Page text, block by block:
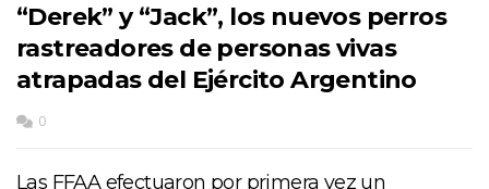
“Derek” y “Jack”, los nuevos perros
rastreadores de personas vivas
atrapadas del Ejército Argentino
0
Las FFAA efectuaron por primera vez un